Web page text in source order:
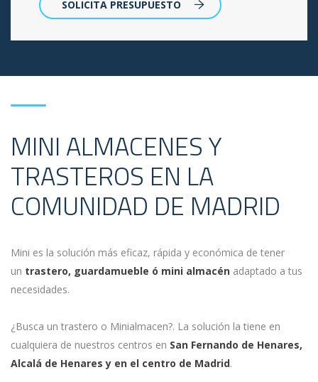
SOLICITA PRESUPUESTO
MINI ALMACENES Y
TRASTEROS EN LA
COMUNIDAD DE MADRID
Mini es la solución más eficaz, rápida y económica de tener
un trastero, guardamueble ó mini almacén adaptado a tus
necesidades.
¿Busca un trastero o Minialmacen?. La solución la tiene en
cualquiera de nuestros centros en San Fernando de Henares,
Alcalá de Henares y en el centro de Madrid.